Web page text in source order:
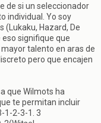
de si un seleccionador
individual. Yo soy
(Lukaku, Hazard, De
signifique que
talento en aras de
pero que encajen
que Wilmots ha
te permitan incluir
1-2-3-1. 3